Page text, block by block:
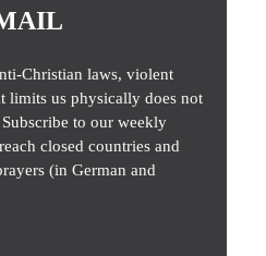
Christian laws, violent
limits us physically does not
to our weekly
closed countries and
(in German and